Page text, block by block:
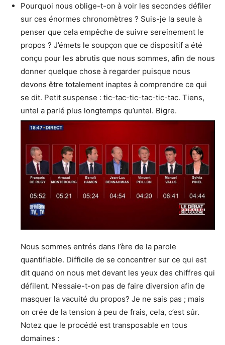
Pourquoi nous oblige-t-on à voir les secondes défiler
sur ces énormes chronomètres ? Suis-je la seule à
penser que cela empêche de suivre sereinement le
propos ? J’émets le soupçon que ce dispositif a été
conçu pour les abrutis que nous sommes, afin de nous
donner quelque chose à regarder puisque nous
devons être totalement inaptes à comprendre ce qui
se dit. Petit suspense : tic-tac-tic-tac-tic-tac. Tiens,
untel a parlé plus longtemps qu’untel. Bigre.
Nous sommes entrés dans l’ère de la parole
quantifiable. Difficile de se concentrer sur ce qui est
dit quand on nous met devant les yeux des chiffres qui
défilent. N’essaie-t-on pas de faire diversion afin de
masquer la vacuité du propos? Je ne sais pas ; mais
on crée de la tension à peu de frais, cela, c’est sûr.
Notez que le procédé est transposable en tous
domaines :